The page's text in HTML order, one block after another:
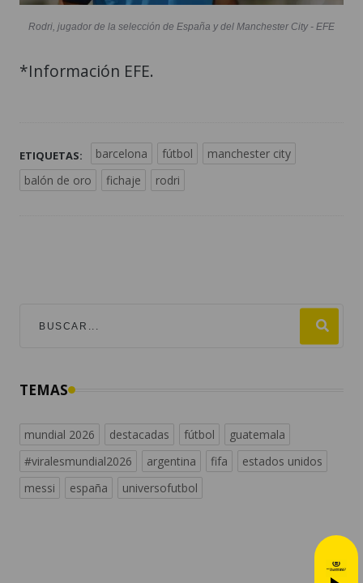
Rodri, jugador de la selección de España y del Manchester City - EFE
*Información EFE.
ETIQUETAS: barcelona fútbol
manchester city
balón de oro
fichaje rodri
TEMAS
mundial 2026 destacadas fútbol
guatemala
#viralesmundial2026
argentina fifa
estados unidos
messi
españa universofutbol